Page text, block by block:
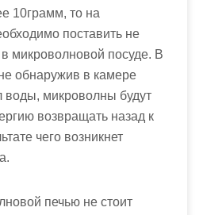
10грамм, то на
поставить не
микроволновой посуде. В
обнаружив в камере
воды, микроволны будут
возвращать назад к
чего возникнет
печью не стоит